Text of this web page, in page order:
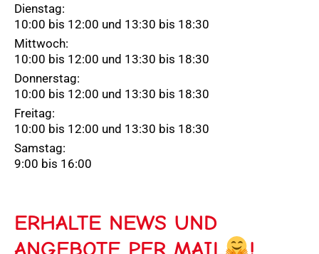
Dienstag:
10:00 bis 12:00 und 13:30 bis 18:30
Mittwoch:
10:00 bis 12:00 und 13:30 bis 18:30
Donnerstag:
10:00 bis 12:00 und 13:30 bis 18:30
Freitag:
10:00 bis 12:00 und 13:30 bis 18:30
Samstag:
9:00 bis 16:00
ERHALTE NEWS UND
ANGEBOTE PER MAIL
!